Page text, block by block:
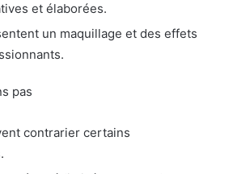
et élaborées.
un maquillage et des effets
pas
contrarier certains